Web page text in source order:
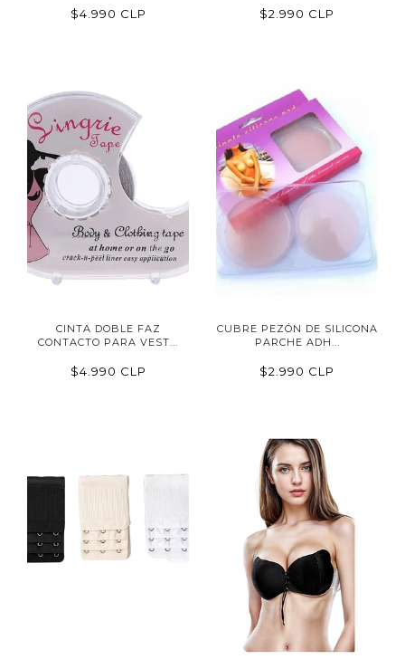
$4.990 CLP $2.990 CLP
CINTA DOBLE FAZ
CONTACTO PARA VEST...
$4.990 CLP
CUBRE PEZÓN DE SILICONA
PARCHE ADH...
$2.990 CLP